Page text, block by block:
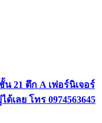
21 ตึก A เฟอร์นิเจอร์
เลย โทร 0974563645